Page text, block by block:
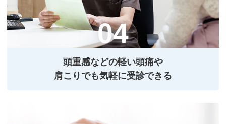
頭重感などの軽い頭痛や
肩こりでも気軽に受診できる